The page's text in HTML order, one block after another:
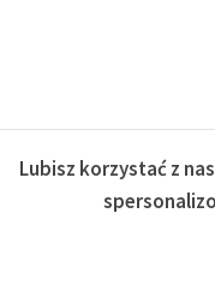
Lubisz korzystać z